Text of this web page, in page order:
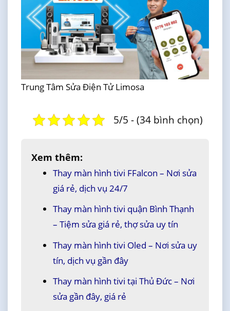
Trung Tâm Sửa Điện Tử Limosa
5/5 - (34 bình chọn)
Xem thêm:
Thay màn hình tivi FFalcon – Nơi sửa
giá rẻ, dịch vụ 24/7
Thay màn hình tivi quận Bình Thạnh
– Tiệm sửa giá rẻ, thợ sửa uy tín
Thay màn hình tivi Oled – Nơi sửa uy
tín, dịch vụ gần đây
Thay màn hình tivi tại Thủ Đức – Nơi
sửa gần đây, giá rẻ